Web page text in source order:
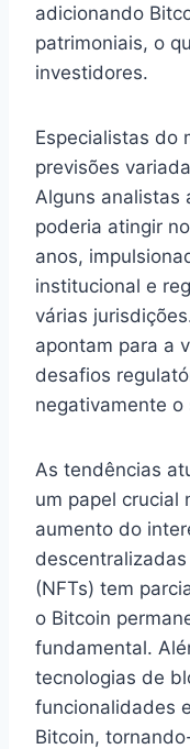
adicionando
patrimoniais, o
investidores.
Especialistas do
previsões
Alguns analistas
poderia atingir
anos,
institucional e
várias
apontam para a
desafios
negativamente o
As tendências
um papel crucial
aumento do
(NFTs) tem
o Bitcoin
fundamental.
tecnologias de
funcionalidades
Bitcoin,